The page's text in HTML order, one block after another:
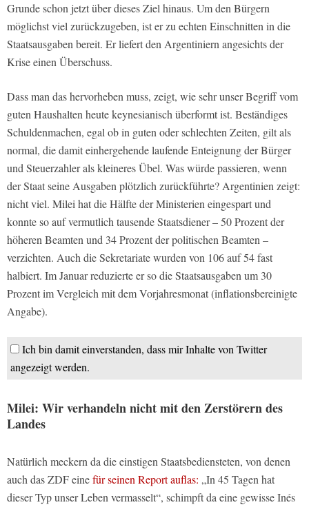
Grunde schon jetzt über dieses Ziel hinaus. Um den Bürgern
möglichst viel zurückzugeben, ist er zu echten Einschnitten in die
Staatsausgaben bereit. Er liefert den Argentiniern angesichts der
Krise einen Überschuss.
Dass man das hervorheben muss, zeigt, wie sehr unser Begriff vom
guten Haushalten heute keynesianisch überformt ist. Beständiges
Schuldenmachen, egal ob in guten oder schlechten Zeiten, gilt als
normal, die damit einhergehende laufende Enteignung der Bürger
und Steuerzahler als kleineres Übel. Was würde passieren, wenn
der Staat seine Ausgaben plötzlich zurückführte? Argentinien zeigt:
nicht viel. Milei hat die Hälfte der Ministerien eingespart und
konnte so auf vermutlich tausende Staatsdiener – 50 Prozent der
höheren Beamten und 34 Prozent der politischen Beamten –
verzichten. Auch die Sekretariate wurden von 106 auf 54 fast
halbiert. Im Januar reduzierte er so die Staatsausgaben um 30
Prozent im Vergleich mit dem Vorjahresmonat (inflationsbereinigte
Angabe).
Ich bin damit einverstanden, dass mir Inhalte von Twitter
angezeigt werden.
Milei: Wir verhandeln nicht mit den Zerstörern des
Landes
Natürlich meckern da die einstigen Staatsbediensteten, von denen
auch das ZDF einefür seinen Report auflas: „In 45 Tagen hat
dieser Typ unser Leben vermasselt“, schimpft da eine gewisse Inés